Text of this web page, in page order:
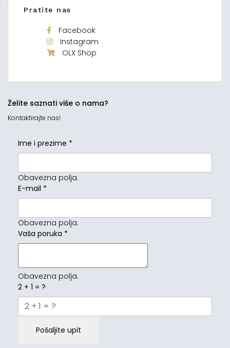
Pratite nas
Facebook
Instagram
OLX Shop
Želite saznati više o nama?
Kontaktirajte nas!
Ime i prezime *
Obavezna polja.
E-mail *
Obavezna polja.
Vaša poruka *
Obavezna polja.
2 + 1 = ?
Pošaljite upit